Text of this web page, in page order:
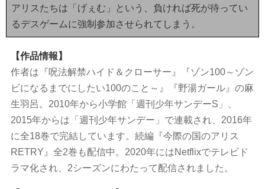
アリスたちは「げぇむ」という、負ければ死が待ってい
るデスゲームに強制参加させられてしまう。
【作品情報】
作者は『呪法解禁ハイド＆クローサー』『ゾン100～ゾン
ビになるまでにしたい100のこと～』『野湯ガール』の麻
生羽呂。2010年から小学館「週刊少年サンデーS」、
2015年からは「週刊少年サンデー」で連載され、2016年
に全18巻で完結しています。続編『今際の国のアリス
RETRY』全2巻も配信中。2020年にはNetflixでテレビド
ラマ化され、2シーズンにわたって配信されました。